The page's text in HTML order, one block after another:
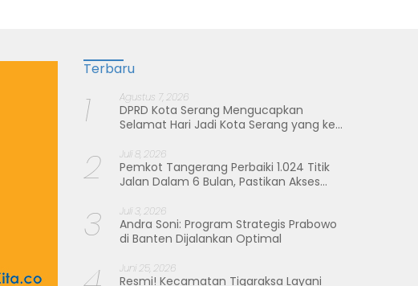
Terbaru
1 Agustus 7, 2026
DPRD Kota Serang Mengucapkan
Selamat Hari Jadi Kota Serang yang ke-
2 Juli 8, 2026
Pemkot Tangerang Perbaiki 1.024 Titik
Jalan Dalam 6 Bulan, Pastikan Akses
3 Juli 3, 2026
Andra Soni: Program Strategis Prabowo
di Banten Dijalankan Optimal
Juni 25, 2026
Resmi! Kecamatan Tigaraksa Layani